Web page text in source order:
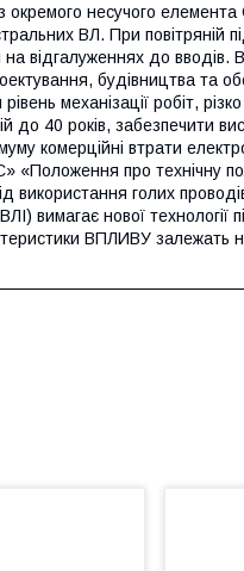
окремого несучого
ВЛ. При повітряній
на відгалуженнях до
будівництва та
механізації робіт,
до 40 років, забезпечити
комерційні втрати
про технічну
використання голих
вимагає нової технології
ВПЛИВУ залежать